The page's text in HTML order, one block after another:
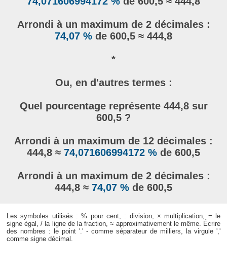
Arrondi à un maximum de 2 décimales :
74,07 % de 600,5 ≈ 444,8
*
Ou, en d'autres termes :
Quel pourcentage représente 444,8 sur
600,5 ?
Arrondi à un maximum de 12 décimales :
444,8 ≈ 74,071606994172 % de 600,5
Arrondi à un maximum de 2 décimales :
444,8 ≈ 74,07 % de 600,5
Les symboles utilisés : % pour cent, : division, × multiplication, = le
signe égal, / la ligne de la fraction, ≈ approximativement le même. Écrire
des nombres : le point '.' - comme séparateur de milliers, la virgule ','
comme signe décimal.